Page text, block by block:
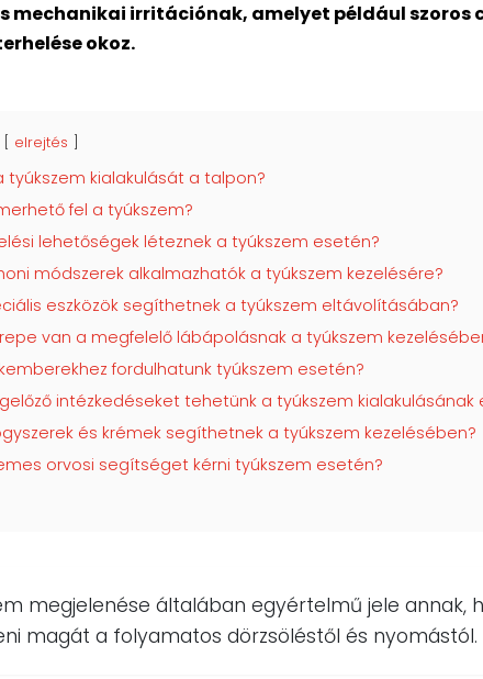
mechanikai irritációnak, amelyet például szoros
okoz.
elrejtés
tyúkszem kialakulását a talpon?
fel a tyúkszem?
lehetőségek léteznek a tyúkszem esetén?
módszerek alkalmazhatók a tyúkszem kezelésére?
eszközök segíthetnek a tyúkszem eltávolításában?
van a megfelelő lábápolásnak a tyúkszem
fordulhatunk tyúkszem esetén?
intézkedéseket tehetünk a tyúkszem kialakulásának
és krémek segíthetnek a tyúkszem kezelésében?
orvosi segítséget kérni tyúkszem esetén?
megjelenése általában egyértelmű jele annak,
magát a folyamatos dörzsöléstől és nyomástól.